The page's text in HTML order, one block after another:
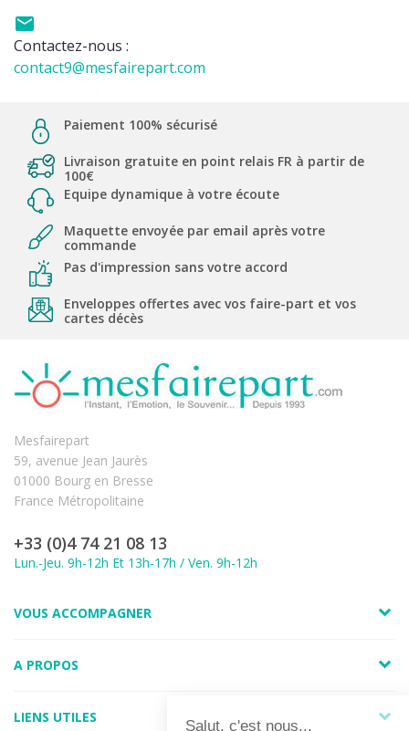

Contactez-nous :
contact9@mesfairepart.com
Paiement 100% sécurisé
Livraison gratuite en point relais FR à partir de
100€
Equipe dynamique à votre écoute
Maquette envoyée par email après votre
commande
Pas d'impression sans votre accord
Enveloppes offertes avec vos faire-part et vos
cartes décès
Mesfairepart
59, avenue Jean Jaurès
01000 Bourg en Bresse
France Métropolitaine
+33 (0)4 74 21 08 13
Lun.-Jeu. 9h-12h Et 13h-17h / Ven. 9h-12h
VOUS ACCOMPAGNER
A PROPOS
LIENS UTILES